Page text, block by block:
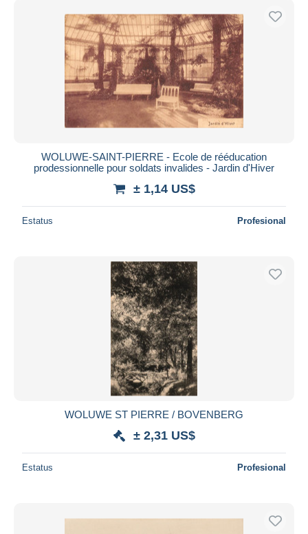
WOLUWE-SAINT-PIERRE - Ecole de rééducation
prodessionnelle pour soldats invalides - Jardin d'Hiver
± 1,14 US$
Estatus Profesional
WOLUWE ST PIERRE / BOVENBERG
± 2,31 US$
Estatus Profesional